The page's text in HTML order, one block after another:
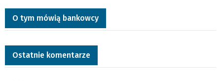
O tym mówią bankowcy
Ostatnie komentarze